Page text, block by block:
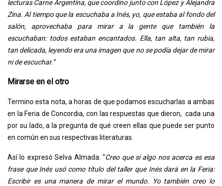
lecturas Carne Argentina, que coordino junto con López y Alejandra
Zina. Al tiempo que la escuchaba a Inés, yo, que estaba al fondo del
salón, aprovechaba para mirar a la gente que también la
escuchaban: todos estaban encantados. Ella, tan alta, tan rubia,
tan delicada, leyendo era una imagen que no se podía dejar de mirar
ni de escuchar.”
Mirarse en el otro
Termino esta nota, a horas de que podamos escucharlas a ambas
en la Feria de Concordia, con las respuestas que dieron, cada una
por su lado, a la pregunta de qué creen ellas que puede ser punto
en común en sus respectivas literaturas.
Así lo expresó Selva Almada: “Creo que si algo nos acerca es esa
frase que Inés usó como título del taller que Inés dará en la Feria:
Escribir es una manera de mirar el mundo. Yo también creo lo